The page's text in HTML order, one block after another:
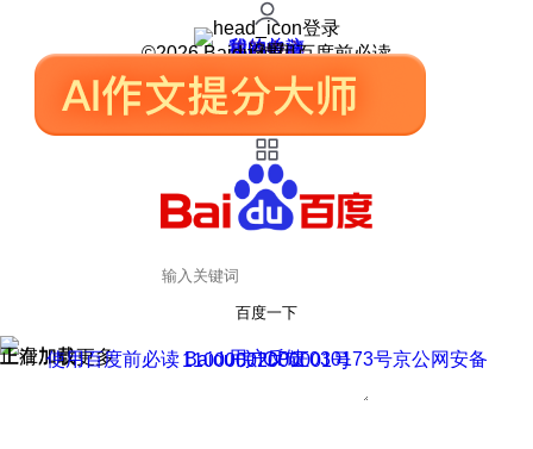
登录
我的关注
我的收藏
皮肤中心
用户反馈
设置
©2026 Baidu 使用百度前必读
百度一下
正在加载
上滑加载更多 用户反馈
使用百度前必读 Baidu 京ICP证030173号
京公网安备11000002000001号